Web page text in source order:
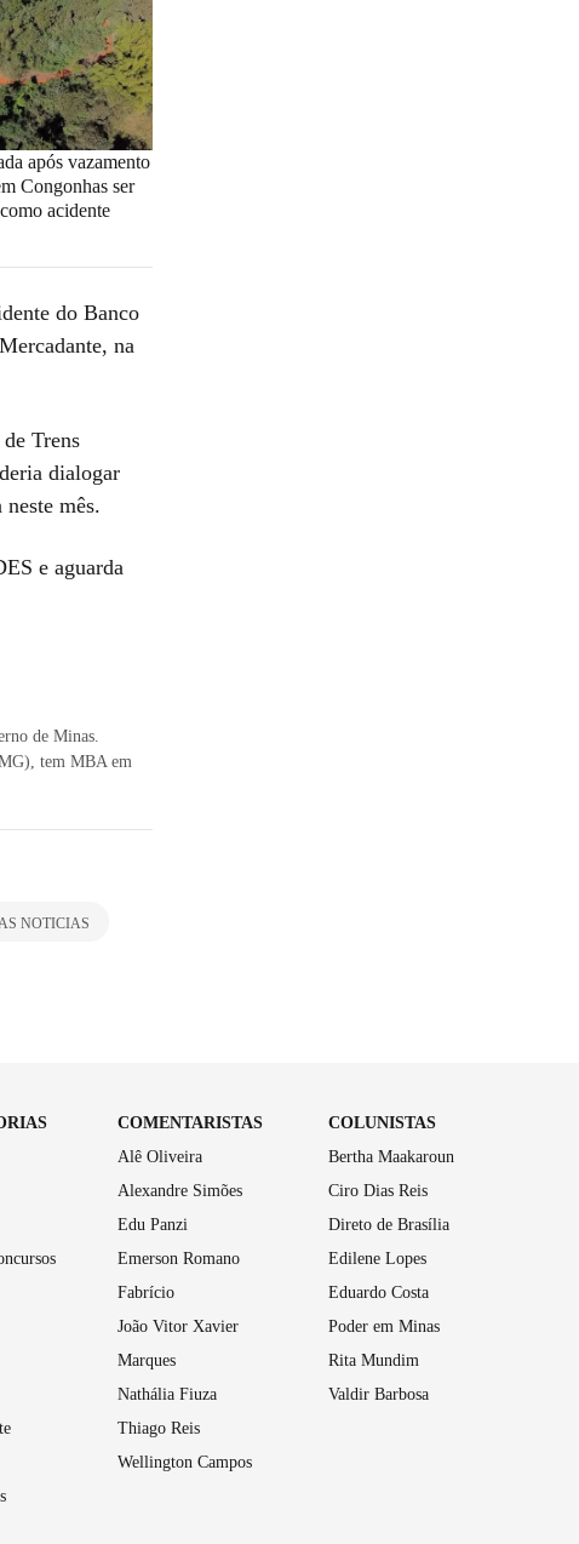
após vazamento
Congonhas ser
acidente
do Banco
na
Trens
dialogar
mês.
e aguarda
de Minas.
tem MBA em
NOTICIAS
COMENTARISTAS
Alê Oliveira
Alexandre Simões
Edu Panzi
Emerson Romano
Fabrício
João Vitor Xavier
Marques
Nathália Fiuza
Thiago Reis
Wellington Campos
COLUNISTAS
Bertha Maakaroun
Ciro Dias Reis
Direto de Brasília
Edilene Lopes
Eduardo Costa
Poder em Minas
Rita Mundim
Valdir Barbosa